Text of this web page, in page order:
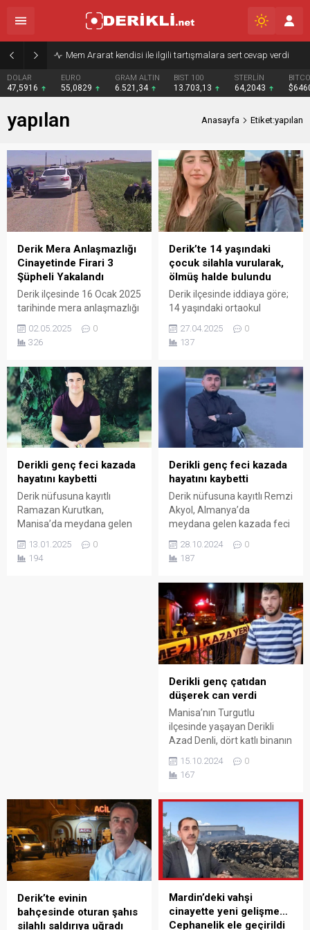
Mem Ararat kendisi ile ilgili tartışmalara sert cevap verdi
DOLAR
47,5916
EURO
55,0829
GRAM ALTIN
6.521,34
BIST 100
13.703,13
STERLİN
64,2043
yapılan Anasayfa Etiket:yapılan
Derik Mera Anlaşmazlığı
Cinayetinde Firari 3
Şüpheli Yakalandı
Derik ilçesinde 16 Ocak 2025
tarihinde mera anlaşmazlığı
hayatını kaybettiği, 3 kişinin
ise yaralandığı silahlı kavga
yakalandı.
02.05.2025
0
326
Derik’te 14 yaşındaki
çocuk silahla vurularak,
ölmüş halde bulundu
Derik ilçesinde iddiaya göre;
14 yaşındaki ortaokul
babasının silahı ile yaşamına
son verdi.
27.04.2025
0
137
Derikli genç feci kazada
hayatını kaybetti
Derik nüfusuna kayıtlı
Ramazan Kurutkan,
Manisa’da meydana gelen
feci kazada hayatını
kaybetti.
13.01.2025
0
194
Derikli genç feci kazada
hayatını kaybetti
Derik nüfusuna kayıtlı Remzi
Akyol, Almanya’da
meydana gelen kazada feci
şekilde can verdi.
28.10.2024
0
187
Derikli genç çatıdan
düşerek can verdi
Manisa’nın Turgutlu
ilçesinde yaşayan Derikli
Azad Denli, dört katlı binanın
şekilde can verdi.
15.10.2024
0
167
Derik’te evinin
bahçesinde oturan şahıs
silahlı saldırıya uğradı
Mardin’deki vahşi
cinayette yeni gelişme…
Cephanelik ele geçirildi